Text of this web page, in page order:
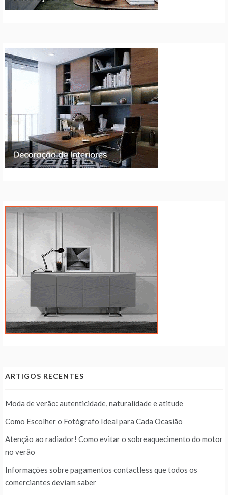
ARTIGOS RECENTES
Moda de verão: autenticidade, naturalidade e atitude
Como Escolher o Fotógrafo Ideal para Cada Ocasião
Atenção ao radiador! Como evitar o sobreaquecimento do motor
no verão
Informações sobre pagamentos contactless que todos os
comerciantes deviam saber